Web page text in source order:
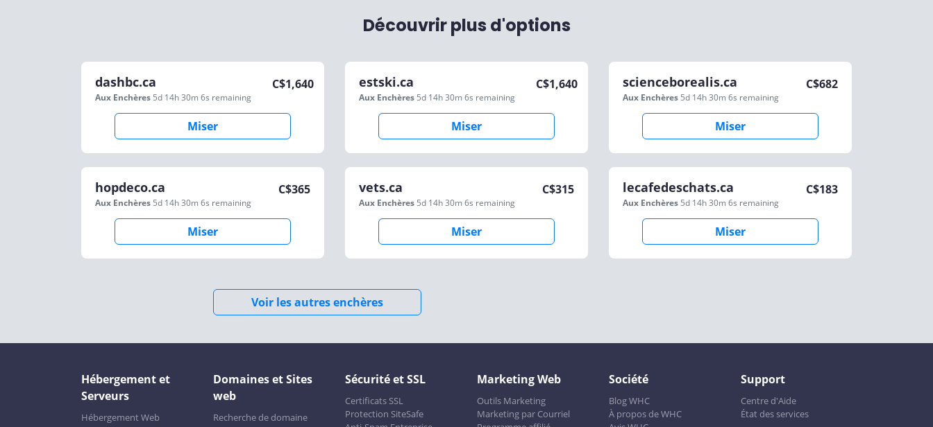
Découvrir plus d'options
dashbc.ca
Aux Enchères 5d 14h 30m 6s remaining
C$1,640
Miser
estski.ca
Aux Enchères 5d 14h 30m 6s remaining
C$1,640
Miser
scienceborealis.ca
Aux Enchères 5d 14h 30m 6s remaining
C$682
Miser
hopdeco.ca
Aux Enchères 5d 14h 30m 6s remaining
C$365
Miser
vets.ca
Aux Enchères 5d 14h 30m 6s remaining
C$315
Miser
lecafedeschats.ca
Aux Enchères 5d 14h 30m 6s remaining
C$183
Miser
Voir les autres enchères
Hébergement et
Serveurs
Hébergement Web
Domaines et Sites
web
Recherche de domaine
Sécurité et SSL
Certificats SSL
Protection SiteSafe
Marketing Web
Outils Marketing
Marketing par Courriel
Société
Blog WHC
À propos de WHC
Support
Centre d'Aide
État des services